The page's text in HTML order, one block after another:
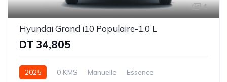
4
Hyundai Grand i10 Populaire-1.0 L
DT 34,805
2025 0 KMS Manuelle
Essence